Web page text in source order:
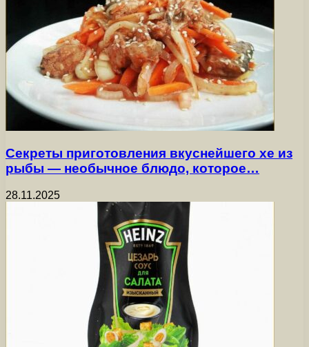
Секреты приготовления вкуснейшего хе из
рыбы — необычное блюдо, которое…
28.11.2025